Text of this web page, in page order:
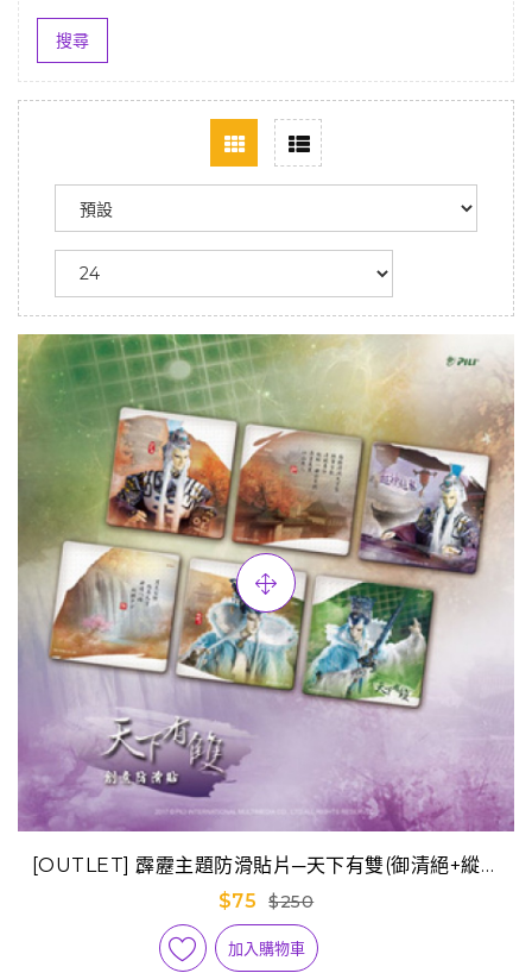
[OUTLET] 霹靂主題防滑貼片─天下有雙(御清絕+縱橫
子)
$75 $250
加入購物車